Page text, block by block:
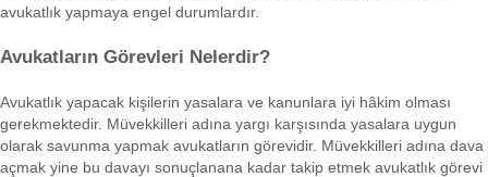
avukatlık yapmaya engel durumlardır.
Avukatların Görevleri Nelerdir?
Avukatlık yapacak kişilerin yasalara ve kanunlara iyi hâkim olması
gerekmektedir. Müvekkilleri adına yargı karşısında yasalara uygun
olarak savunma yapmak avukatların görevidir. Müvekkilleri adına dava
açmak yine bu davayı sonuçlanana kadar takip etmek avukatlık görevi